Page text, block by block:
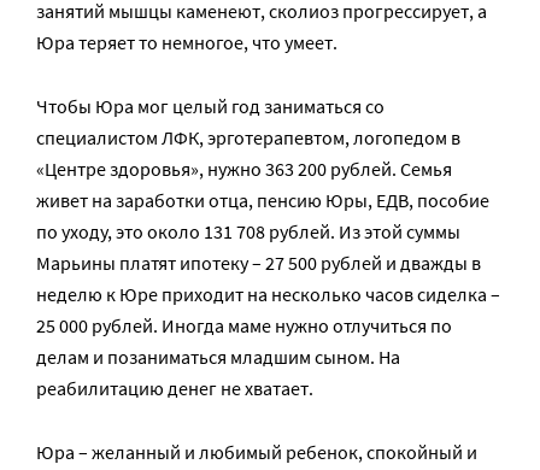
занятий мышцы каменеют, сколиоз прогрессирует, а
Юра теряет то немногое, что умеет.
Чтобы Юра мог целый год заниматься со
специалистом ЛФК, эрготерапевтом, логопедом в
«Центре здоровья», нужно 363 200 рублей. Семья
живет на заработки отца, пенсию Юры, ЕДВ, пособие
по уходу, это около 131 708 рублей. Из этой суммы
Марьины платят ипотеку – 27 500 рублей и дважды в
неделю к Юре приходит на несколько часов сиделка –
25 000 рублей. Иногда маме нужно отлучиться по
делам и позаниматься младшим сыном. На
реабилитацию денег не хватает.
Юра – желанный и любимый ребенок, спокойный и